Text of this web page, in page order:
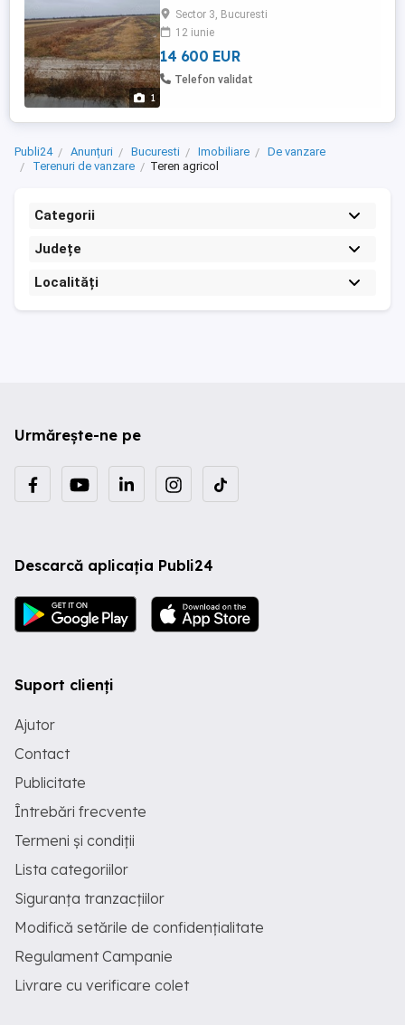
1
euroSector 3, Bucuresti
12 iunie
14 600 EUR
Telefon validat
Publi24 Anunțuri Bucuresti Imobiliare
De vanzare
Terenuri de vanzare
Teren agricol
Categorii
Județe
Localități
Urmărește-ne pe
Descarcă aplicația Publi24
Suport clienți
Ajutor
Contact
Publicitate
Întrebări frecvente
Termeni și condiții
Lista categoriilor
Siguranța tranzacțiilor
Modifică setările de confidențialitate
Regulament Campanie
Livrare cu verificare colet